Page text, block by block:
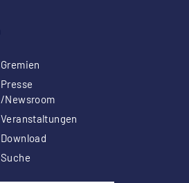
Gremien
Presse
/Newsroom
Veranstaltungen
Download
Suche